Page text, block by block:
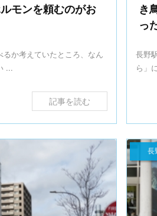
モンを頼むのがお
か考えていたところ、なん
...
記事を読む
き
っ
長野
ら」
長